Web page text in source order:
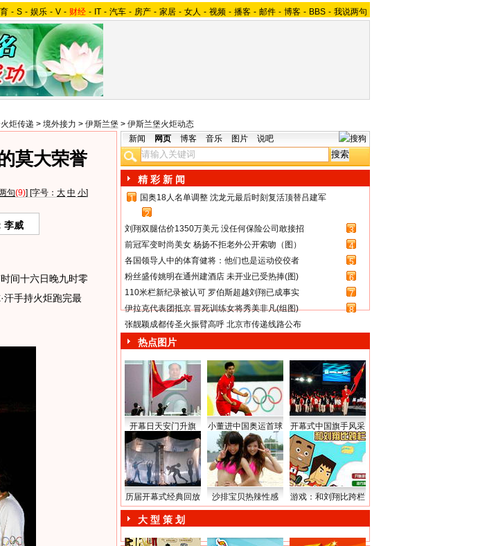
- S - 娱乐 - V - 财经 - IT - 汽车 - 房产 - 家居 - 女人 - 视频 - 播客 - 邮件 - 博客 - BBS - 我说两句
炬传递 > 境外接力 > 伊斯兰堡 > 伊斯兰堡火炬动态
莫大荣誉
句(9)] [字号： 大 中 小]
李威
间十六日晚九时零
汗手持火炬跑完最
新闻 网页 博客 音乐 图片 说吧
精 彩 新 闻
1
国奥18人名单调整 沈龙元最后时刻复活顶替吕建军
2
刘翔双腿估价1350万美元 没任何保险公司敢接招
3
前冠军变时尚美女 杨扬不拒老外公开索吻（图）
4
各国领导人中的体育健将：他们也是运动佼佼者
5
粉丝盛传姚明在通州建酒店 未开业已受热捧(图)
6
110米栏新纪录被认可 罗伯斯超越刘翔已成事实
7
伊拉克代表团抵京 冒死训练女将秀美非凡(组图)
8
张靓颖成都传圣火振臂高呼 北京市传递线路公布
热点图片
开幕日天安门升旗 小董进中国奥运首球 开幕式中国旗手风采
历届开幕式经典回放 沙排宝贝热辣性感 游戏：和刘翔比跨栏
大 型 策 划